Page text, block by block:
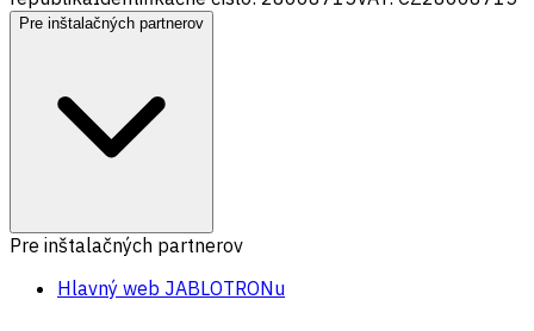
Pre inštalačných partnerov
Pre inštalačných partnerov
Hlavný web JABLOTRONu